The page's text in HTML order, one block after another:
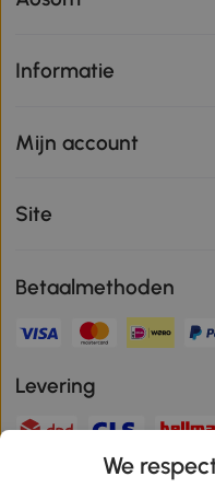
Informatie
Mijn account
Site
Betaalmethoden
Levering
Veilige betaling
We